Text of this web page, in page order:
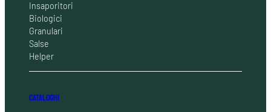
Insaporitori
Biologici
Granulari
Salse
Helper
CATALOGHI